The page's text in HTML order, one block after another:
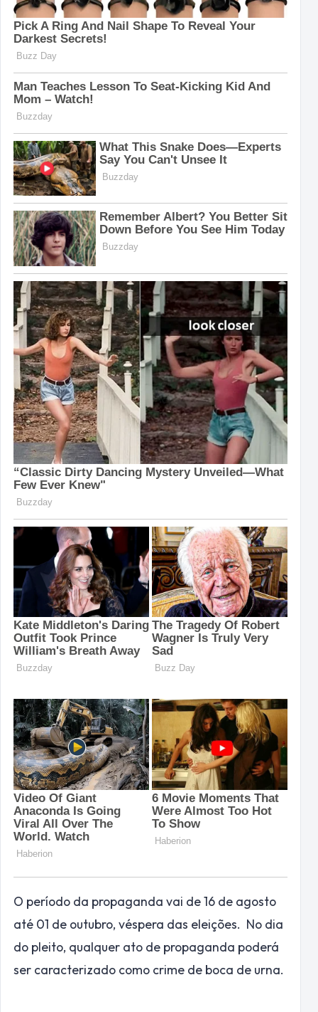
O período da propaganda vai de 16 de agosto
até 01 de outubro, véspera das eleições. No dia
do pleito, qualquer ato de propaganda poderá
ser caracterizado como crime de boca de urna.